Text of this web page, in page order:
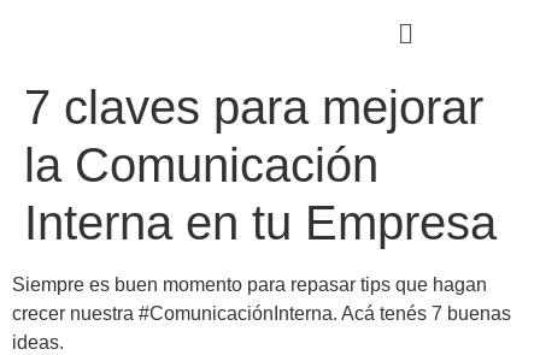
7 claves para mejorar
la Comunicación
Interna en tu Empresa
Siempre es buen momento para repasar tips que hagan
crecer nuestra #ComunicaciónInterna. Acá tenés 7 buenas
ideas.